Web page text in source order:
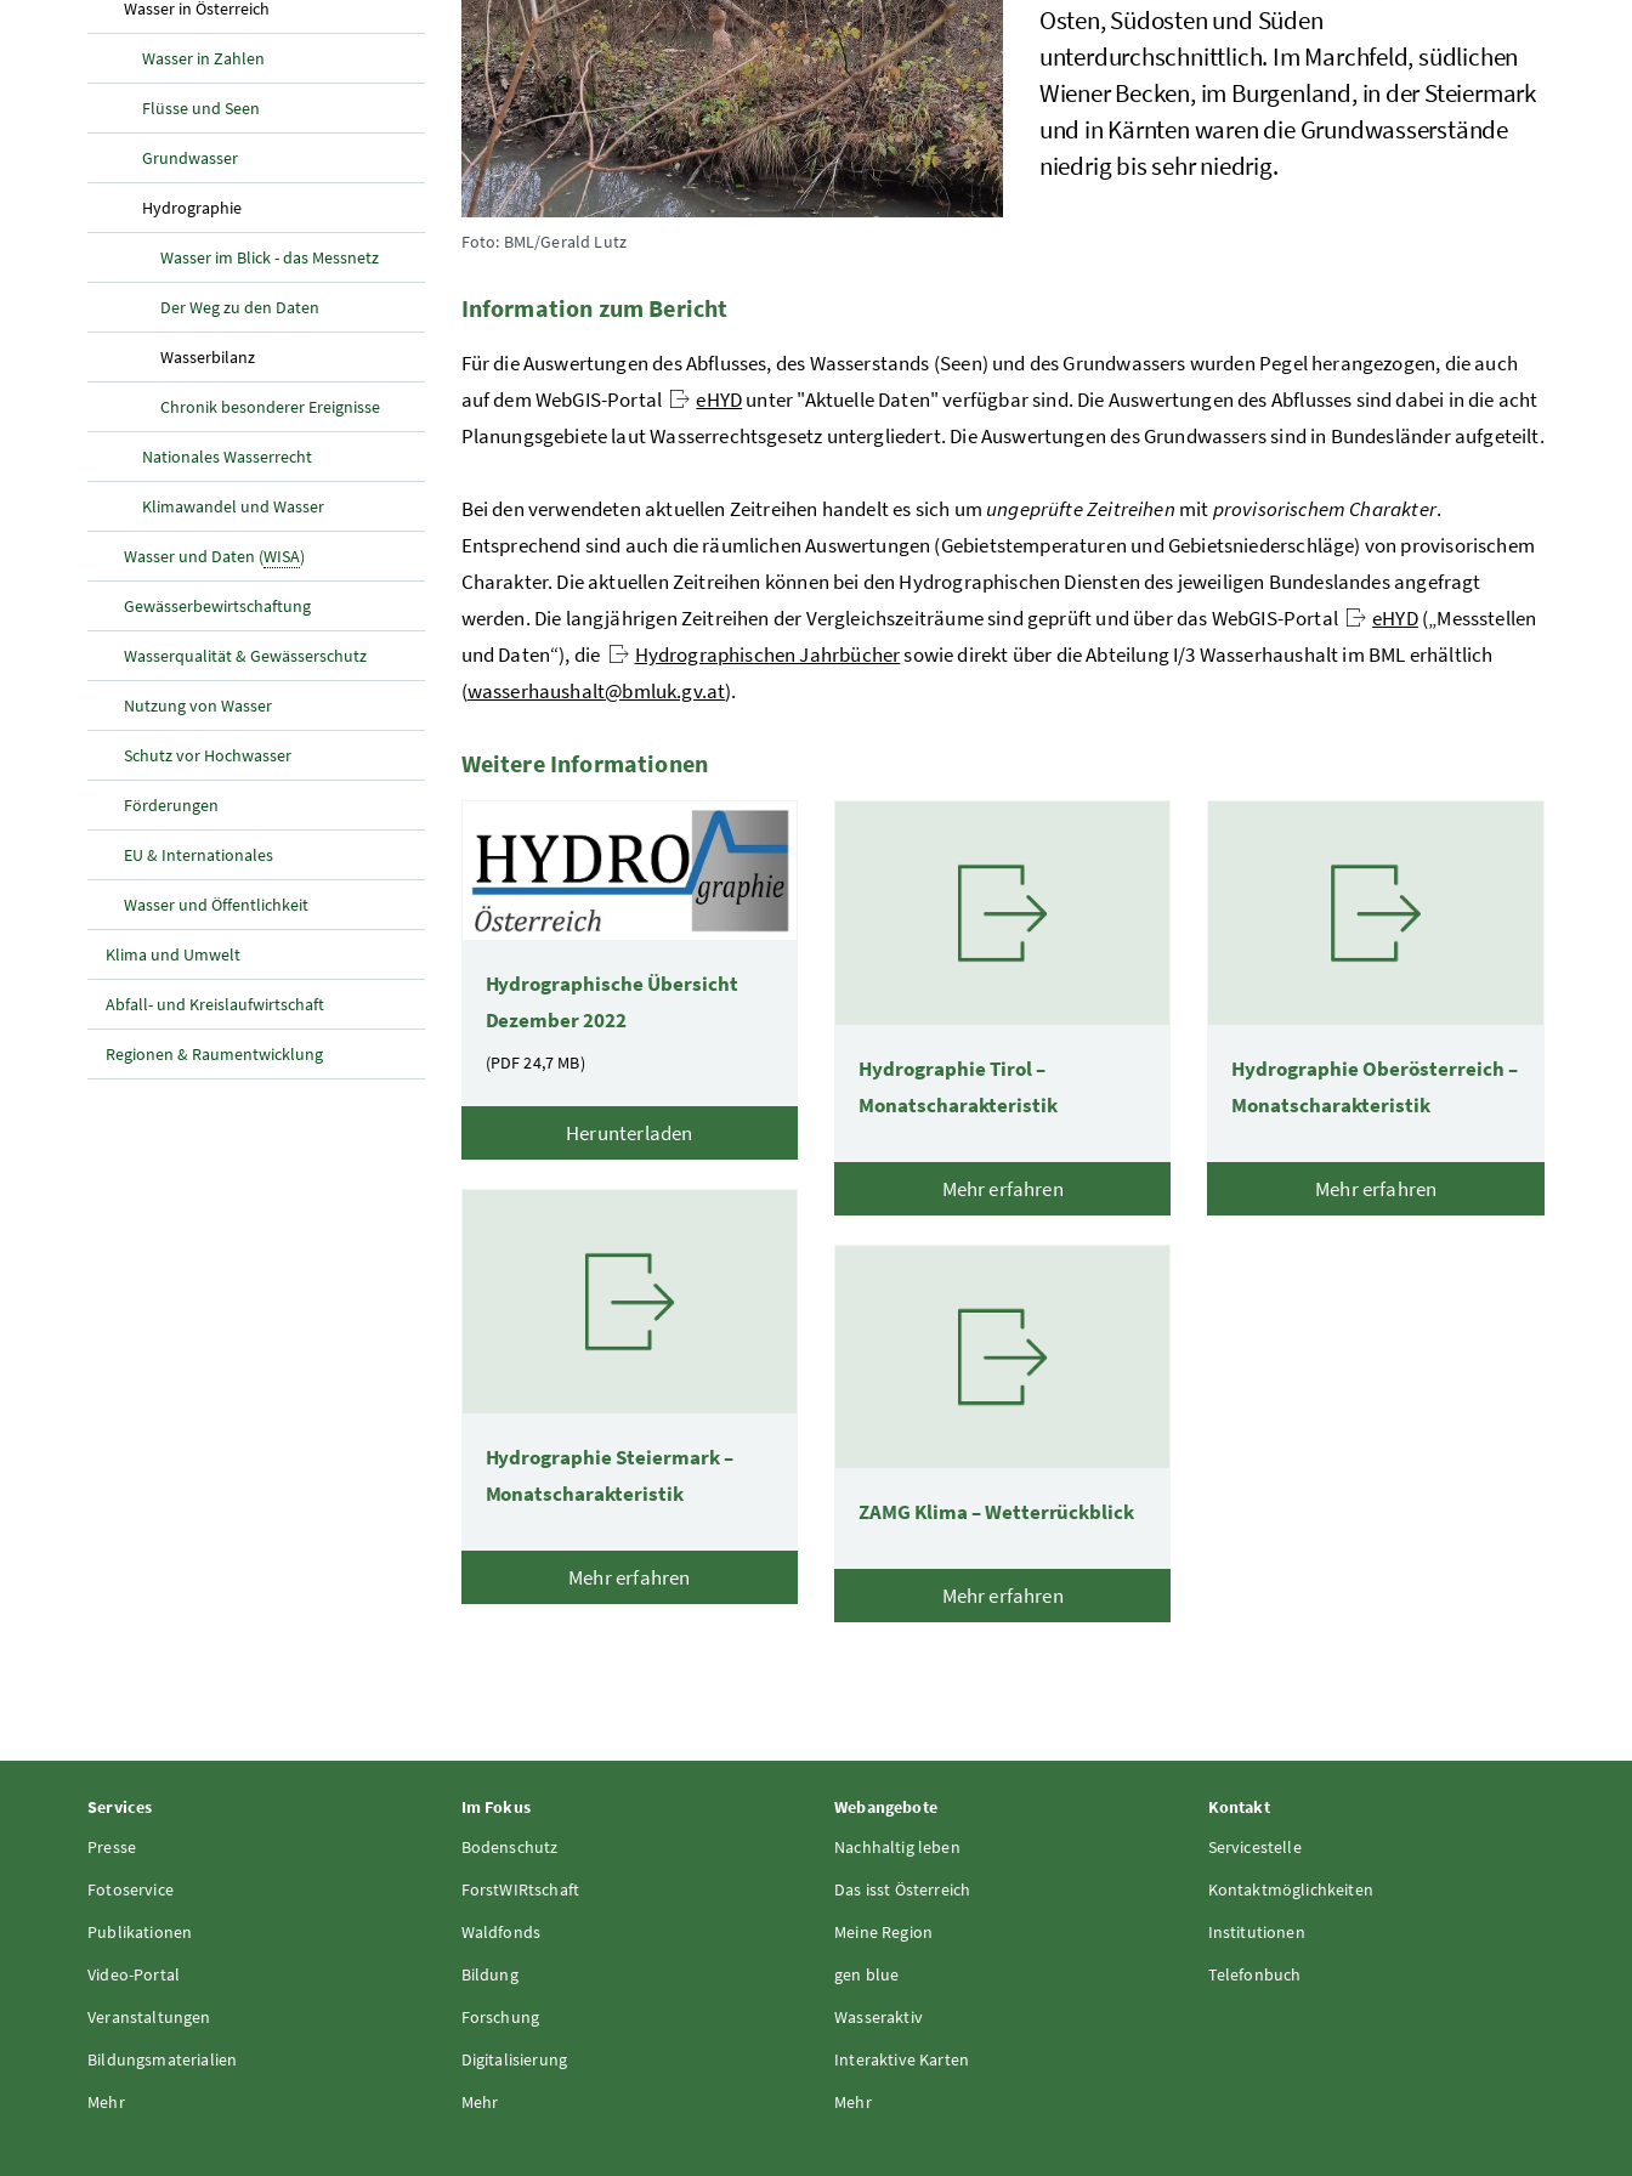
Wasser in Österreich(aktuelle Seite)
Wasser in Zahlen
Flüsse und Seen
Grundwasser
Hydrographie(aktuelle Seite)
Wasser im Blick - das Messnetz
Der Weg zu den Daten
Wasserbilanz(aktuelle Seite)
Chronik besonderer Ereignisse
Nationales Wasserrecht
Klimawandel und Wasser
Wasser und Daten (WISA)
Gewässerbewirtschaftung
Wasserqualität & Gewässerschutz
Nutzung von Wasser
Schutz vor Hochwasser
Förderungen
EU & Internationales
Wasser und Öffentlichkeit
Klima und Umwelt
Abfall- und Kreislaufwirtschaft
Regionen & Raumentwicklung
Foto: BML/Gerald Lutz
Osten, Südosten und Süden
unterdurchschnittlich. Im Marchfeld, südlichen
Wiener Becken, im Burgenland, in der Steiermark
und in Kärnten waren die Grundwasserstände
niedrig bis sehr niedrig.
Information zum Bericht
Für die Auswertungen des Abflusses, des Wasserstands (Seen) und des Grundwassers wurden Pegel herangezogen, die auch
auf dem WebGIS-Portal
eHYDunter "Aktuelle Daten" verfügbar sind. Die Auswertungen des Abflusses sind dabei in die acht
Planungsgebiete laut Wasserrechtsgesetz untergliedert. Die Auswertungen des Grundwassers sind in Bundesländer aufgeteilt.
Bei den verwendeten aktuellen Zeitreihen handelt es sich um ungeprüfte Zeitreihen mitprovisorischem Charakter.
Entsprechend sind auch die räumlichen Auswertungen (Gebietstemperaturen und Gebietsniederschläge) von provisorischem
Charakter. Die aktuellen Zeitreihen können bei den Hydrographischen Diensten des jeweiligen Bundeslandes angefragt
werden. Die langjährigen Zeitreihen der Vergleichszeiträume sind geprüft und über das WebGIS-Portal
eHYD(„Messstellen
und Daten“), die
Hydrographischen Jahrbüchersowie direkt über die Abteilung I/3 Wasserhaushalt im BML erhältlich
(wasserhaushalt@bmluk.gv.at).
Weitere Informationen
Hydrographische Übersicht
Dezember 2022
(PDF24,7 MB)
Herunterladen
Hydrographie Tirol –
Monatscharakteristik
Mehr erfahren
Hydrographie Oberösterreich –
Monatscharakteristik
Mehr erfahren
Hydrographie Steiermark –
Monatscharakteristik
Mehr erfahren
ZAMG Klima – Wetterrückblick
Mehr erfahren
Services
Presse
Fotoservice
Publikationen
Video-Portal
Veranstaltungen
Bildungsmaterialien
Mehr
Im Fokus
Bodenschutz
ForstWIRtschaft
Waldfonds
Bildung
Forschung
Digitalisierung
Mehr
Webangebote
Nachhaltig leben
Das isst Österreich
Meine Region
gen blue
Wasseraktiv
Interaktive Karten
Mehr
Kontakt
Servicestelle
Kontaktmöglichkeiten
Institutionen
Telefonbuch